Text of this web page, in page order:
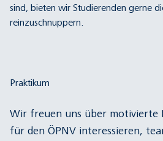
sind, bieten wir Studierenden gerne
reinzuschnuppern.
Praktikum
Wir freuen uns über motivierte
für den ÖPNV interessieren,